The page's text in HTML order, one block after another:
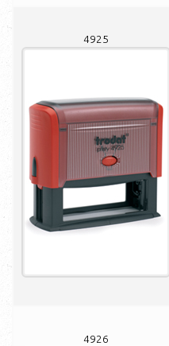
4925
4926